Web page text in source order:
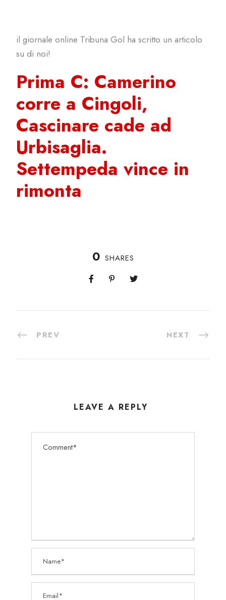
il giornale online Tribuna Gol ha scritto un articolo
su di noi!
Prima C: Camerino
corre a Cingoli,
Cascinare cade ad
Urbisaglia.
Settempeda vince in
rimonta
0 SHARES
PREV NEXT
LEAVE A REPLY